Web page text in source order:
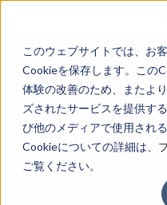
このウェブサイトでは、お
Cookieを保存します。この
体験の改善のため、またよ
ズされたサービスを提供す
び他のメディアで使用され
Cookieについての詳細は、
ご覧ください。